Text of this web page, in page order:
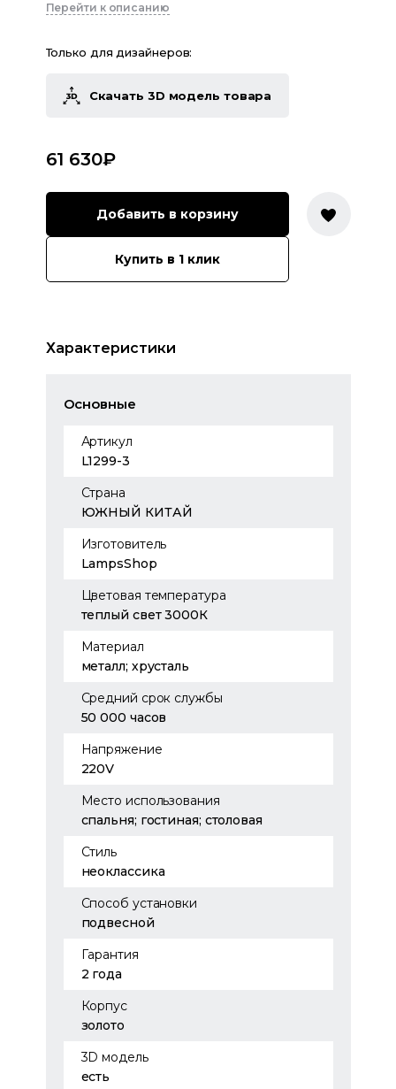
Перейти к описанию
Только для дизайнеров:
Скачать 3D модель товара
61 630₽
Добавить в корзину
Купить в 1 клик
Характеристики
Основные
Артикул
L1299-3
Страна
ЮЖНЫЙ КИТАЙ
Изготовитель
LampsShop
Цветовая температура
теплый свет 3000К
Материал
металл; хрусталь
Средний срок службы
50 000 часов
Напряжение
220V
Место использования
спальня; гостиная; столовая
Стиль
неоклассика
Способ установки
подвесной
Гарантия
2 года
Корпус
золото
3D модель
есть